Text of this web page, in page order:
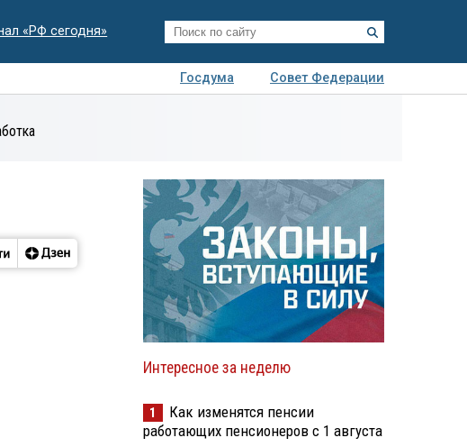
«РФ сегодня»
Госдума
Совет Федерации
Интересное за неделю
1
Как изменятся пенсии
работающих пенсионеров с 1 августа